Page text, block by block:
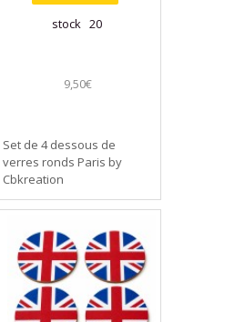
stock 20
9,50€
Set de 4 dessous de
verres ronds Paris by
Cbkreation